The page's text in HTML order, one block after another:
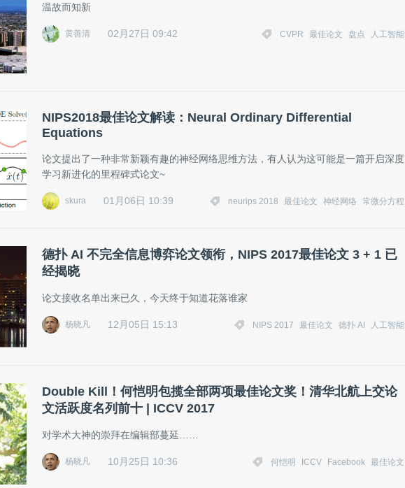
温故而知新
黄善清 02月27日 09:42 CVPR 最佳论文 盘点 人工智能
NIPS2018最佳论文解读：Neural Ordinary Differential
Equations
论文提出了一种非常新颖有趣的神经网络思维方法，有人认为这可能是一篇开启深度
学习新进化的里程碑式论文~
skura 01月06日 10:39 neurips 2018 最佳论文 神经网络 常微分方程
德扑 AI 不完全信息博弈论文领衔，NIPS 2017最佳论文 3 + 1 已
经揭晓
论文接收名单出来已久，今天终于知道花落谁家
杨晓凡 12月05日 15:13 NIPS 2017 最佳论文 德扑 AI 人工智能
Double Kill！何恺明包揽全部两项最佳论文奖！清华北航上交论
文活跃度名列前十 | ICCV 2017
对学术大神的崇拜在编辑部蔓延……
杨晓凡 10月25日 10:36 何恺明 ICCV Facebook 最佳论文